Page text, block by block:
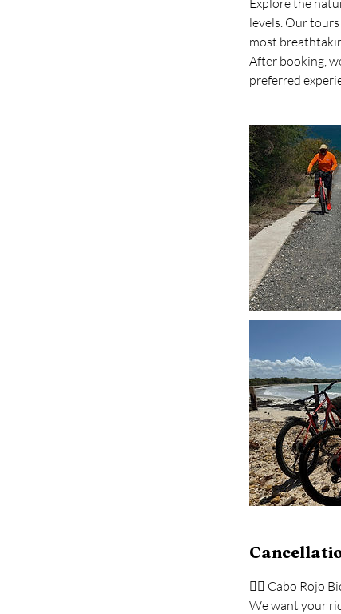
levels. Our
most
After booking,
preferred
🚴‍♂️ Cabo Rojo
We want your